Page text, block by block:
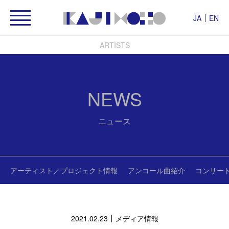
JA EN
ARTISTS
NEWS
ニュース
アーティスト／プロジェクト情報 アンコール曲紹介 コンサー
2021.02.23 メディア情報